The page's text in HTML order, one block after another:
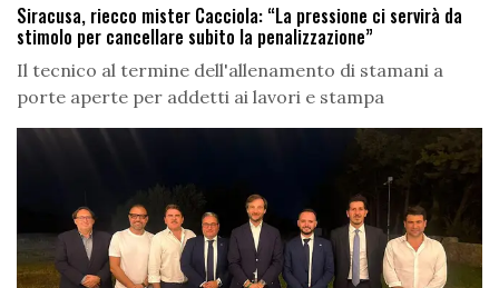
Siracusa, riecco mister Cacciola: “La pressione ci servirà da
stimolo per cancellare subito la penalizzazione”
Il tecnico al termine dell'allenamento di stamani a
porte aperte per addetti ai lavori e stampa